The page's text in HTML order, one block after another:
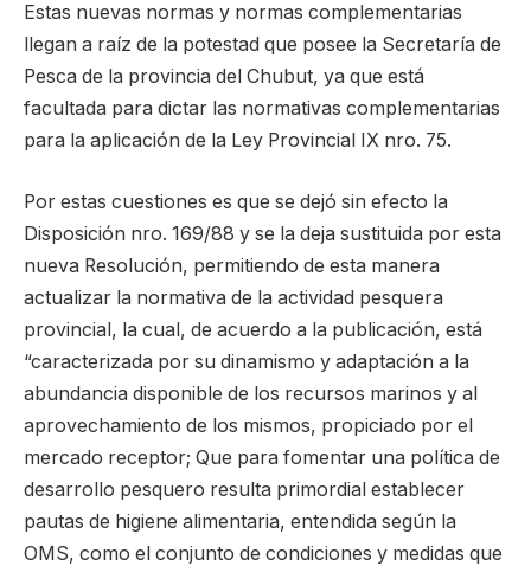
Estas nuevas normas y normas complementarias
llegan a raíz de la potestad que posee la Secretaría de
Pesca de la provincia del Chubut, ya que está
facultada para dictar las normativas complementarias
para la aplicación de la Ley Provincial IX nro. 75.
Por estas cuestiones es que se dejó sin efecto la
Disposición nro. 169/88 y se la deja sustituida por esta
nueva Resolución, permitiendo de esta manera
actualizar la normativa de la actividad pesquera
provincial, la cual, de acuerdo a la publicación, está
“caracterizada por su dinamismo y adaptación a la
abundancia disponible de los recursos marinos y al
aprovechamiento de los mismos, propiciado por el
mercado receptor; Que para fomentar una política de
desarrollo pesquero resulta primordial establecer
pautas de higiene alimentaria, entendida según la
OMS, como el conjunto de condiciones y medidas que